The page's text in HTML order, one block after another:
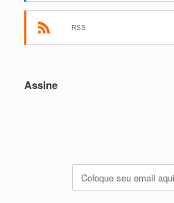
RSS
Assine